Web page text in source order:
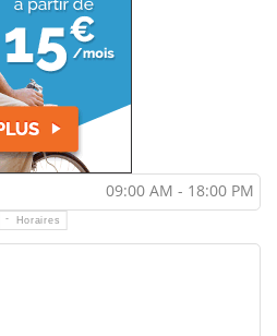
09:00 AM - 18:00 PM
Horaires